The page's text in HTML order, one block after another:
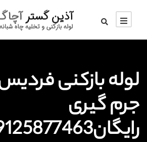
لوله بازکنی
جرم گیری
رایگان09125877463